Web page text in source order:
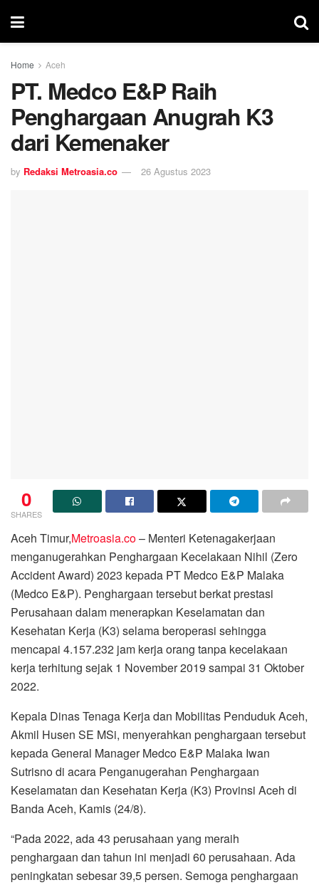
Home Aceh
PT. Medco E&P Raih
Penghargaan Anugrah K3
dari Kemenaker
by Redaksi Metroasia.co 26 Agustus 2023
0
SHARES
Aceh Timur,Metroasia.co– Menteri Ketenagakerjaan
menganugerahkan Penghargaan Kecelakaan Nihil (Zero
Accident Award) 2023 kepada PT Medco E&P Malaka
(Medco E&P). Penghargaan tersebut berkat prestasi
Perusahaan dalam menerapkan Keselamatan dan
Kesehatan Kerja (K3) selama beroperasi sehingga
mencapai 4.157.232 jam kerja orang tanpa kecelakaan
kerja terhitung sejak 1 November 2019 sampai 31 Oktober
2022.
Kepala Dinas Tenaga Kerja dan Mobilitas Penduduk Aceh,
Akmil Husen SE MSi, menyerahkan penghargaan tersebut
kepada General Manager Medco E&P Malaka Iwan
Sutrisno di acara Penganugerahan Penghargaan
Keselamatan dan Kesehatan Kerja (K3) Provinsi Aceh di
Banda Aceh, Kamis (24/8).
“Pada 2022, ada 43 perusahaan yang meraih
penghargaan dan tahun ini menjadi 60 perusahaan. Ada
peningkatan sebesar 39,5 persen. Semoga penghargaan